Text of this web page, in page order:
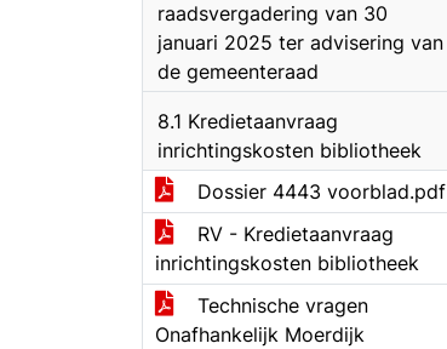
raadsvergadering van 30
januari 2025 ter advisering van
de gemeenteraad
8.1 Kredietaanvraag
inrichtingskosten bibliotheek
Dossier 4443 voorblad.pdf
RV - Kredietaanvraag
inrichtingskosten bibliotheek
Technische vragen
Onafhankelijk Moerdijk